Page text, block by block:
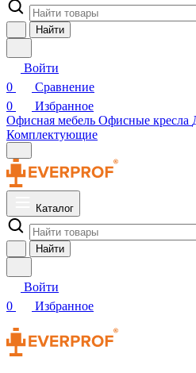
Найти
Войти
0
Сравнение
0
Избранное
Офисная мебель Офисные кресла
Комплектующие
Каталог
Найти
Войти
0
Избранное